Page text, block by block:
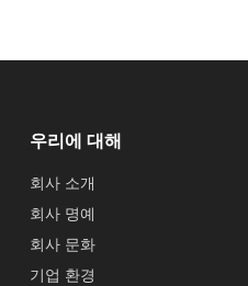
우리에 대해
회사 소개
회사 명예
회사 문화
기업 환경